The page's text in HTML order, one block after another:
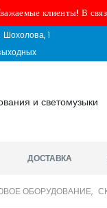
клиенты! В
1
и светомузыки
ДОСТАВКА
ОБОРУДОВАНИЕ,